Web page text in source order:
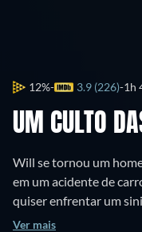
12% 3.9 (226) 1h
UM CULTO
Will se tornou um
em um acidente de
quiser enfrentar um
cidade que ele e sua
Ver mais